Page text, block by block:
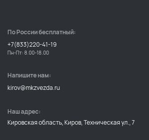
По России бесплатный:
+7(833)220-41-19
Пн-Пт: 8.00-18.00
Напишите нам:
kirov@mkzvezda.ru
Наш адрес:
Кировская область, Киров, Техническая ул., 7